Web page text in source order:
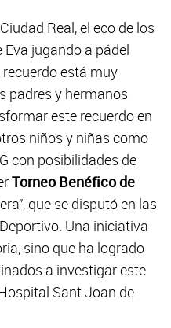
Real, el eco de los
jugando a pádel
está muy
padres y hermanos
este recuerdo en
niños y niñas como
con posibilidades de
Torneo Benéfico de
que se disputó en las
Una iniciativa
sino que ha logrado
a investigar este
Sant Joan de